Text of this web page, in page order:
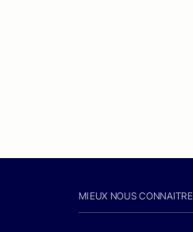
MIEUX NOUS CONNAITRE